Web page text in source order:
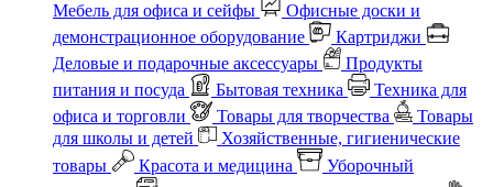
Мебель для офиса и сейфы
Офисные доски и
демонстрационное оборудование
Картриджи
Деловые и подарочные аксессуары
Продукты
питания и посуда
Бытовая техника
Техника для
офиса и торговли
Товары для творчества
Товары
для школы и детей
Хозяйственные, гигиенические
товары
Красота и медицина
Уборочный